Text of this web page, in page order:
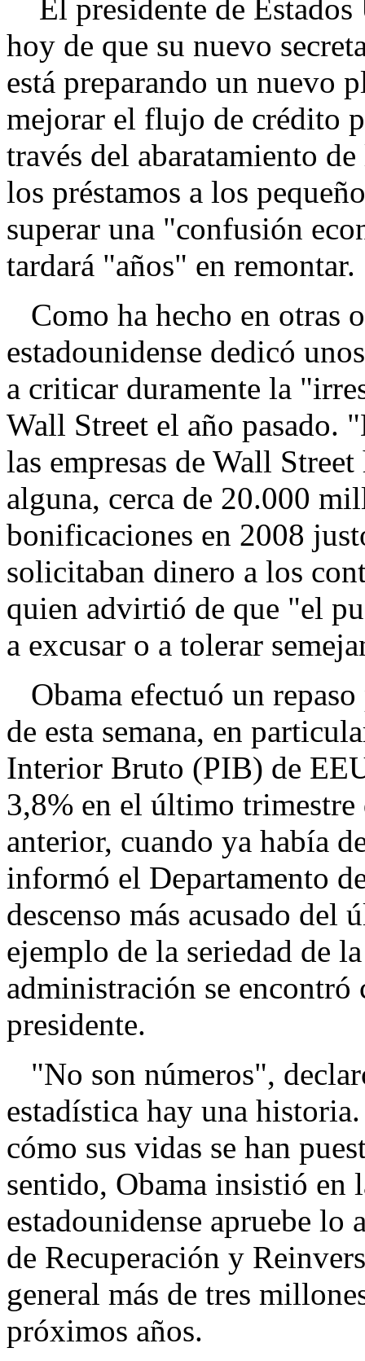
El presidente de
hoy de que su nuevo
está preparando un nuevo
mejorar el flujo de crédito
través del abaratamiento
los préstamos a los
superar una "confusión
tardará "años" en remontar.
Como ha hecho en otras
estadounidense dedicó
a criticar duramente la
Wall Street el año pasado.
las empresas de Wall
alguna, cerca de 20.000
bonificaciones en 2008
solicitaban dinero a los
quien advirtió de que "el
a excusar o a tolerar
Obama efectuó un
de esta semana, en
Interior Bruto (PIB) de
3,8% en el último trimestre
anterior, cuando ya había
informó el Departamento
descenso más acusado
ejemplo de la seriedad de
administración se
presidente.
"No son números",
estadística hay una
cómo sus vidas se han
sentido, Obama insistió en
estadounidense apruebe lo
de Recuperación y
general más de tres
próximos años.